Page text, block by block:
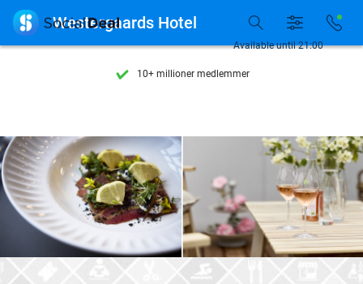
Tilgængelig 7 dage om ugen
10+ millioner medlemmer
Tilgængelig 7 dage om ugen
10+ millioner medlemmer
Available until 21:00
 Westergaards Hotel